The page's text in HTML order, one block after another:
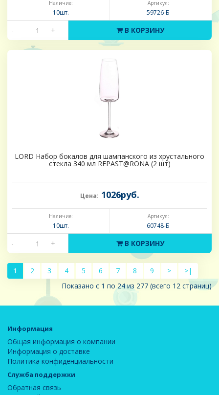
Наличие:
10шт.
Артикул:
59726-Б
- + В КОРЗИНУ
LORD Набор бокалов для шампанского из хрустального
стекла 340 мл REPAST@RONA (2 шт)
Цена: 1026руб.
Наличие:
10шт.
Артикул:
60748-Б
- + В КОРЗИНУ
1 2 3 4 5 6 7 8 9 >
>|
Показано с 1 по 24 из 277 (всего 12 страниц)
Информация
Общая информация о компании
Информация о доставке
Политика конфиденциальности
Служба поддержки
Обратная связь